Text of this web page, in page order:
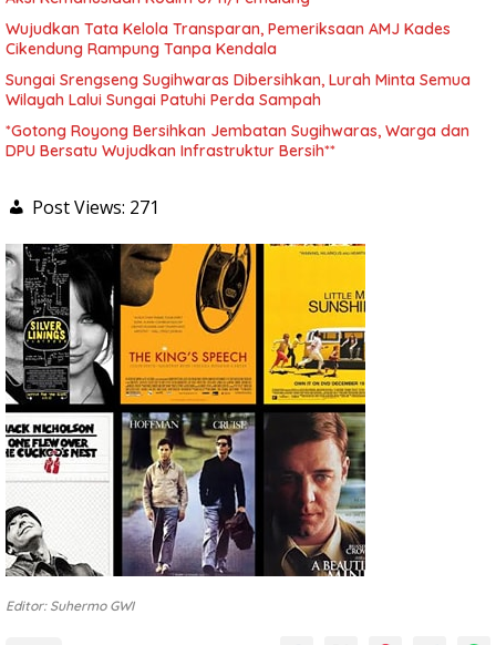
Wujudkan Tata Kelola Transparan, Pemeriksaan AMJ Kades
Cikendung Rampung Tanpa Kendala
Sungai Srengseng Sugihwaras Dibersihkan, Lurah Minta Semua
Wilayah Lalui Sungai Patuhi Perda Sampah
*Gotong Royong Bersihkan Jembatan Sugihwaras, Warga dan
DPU Bersatu Wujudkan Infrastruktur Bersih**
Post Views: 271
Editor: Suhermo GWI